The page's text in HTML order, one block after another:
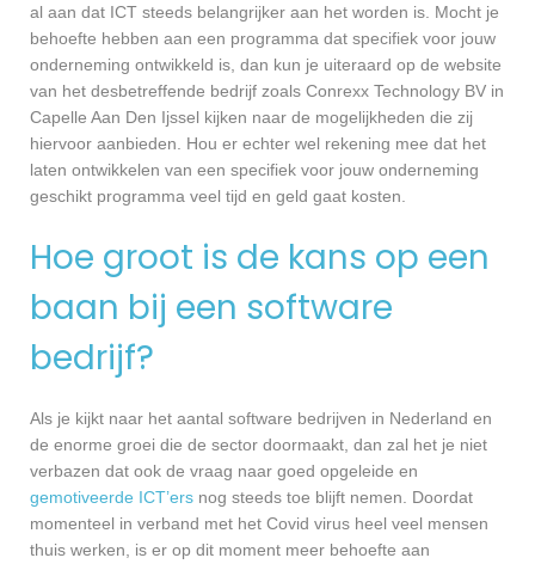
al aan dat ICT steeds belangrijker aan het worden is. Mocht je
behoefte hebben aan een programma dat specifiek voor jouw
onderneming ontwikkeld is, dan kun je uiteraard op de website
van het desbetreffende bedrijf zoals Conrexx Technology BV in
Capelle Aan Den Ijssel kijken naar de mogelijkheden die zij
hiervoor aanbieden. Hou er echter wel rekening mee dat het
laten ontwikkelen van een specifiek voor jouw onderneming
geschikt programma veel tijd en geld gaat kosten.
Hoe groot is de kans op een
baan bij een software
bedrijf?
Als je kijkt naar het aantal software bedrijven in Nederland en
de enorme groei die de sector doormaakt, dan zal het je niet
verbazen dat ook de vraag naar goed opgeleide en
gemotiveerde ICT’ers nog steeds toe blijft nemen. Doordat
momenteel in verband met het Covid virus heel veel mensen
thuis werken, is er op dit moment meer behoefte aan